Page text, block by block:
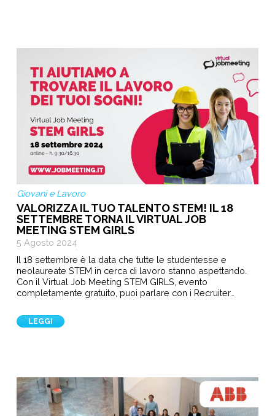
Giovani e Lavoro
VALORIZZA IL TUO TALENTO STEM! IL 18
SETTEMBRE TORNA IL VIRTUAL JOB
MEETING STEM GIRLS
5 Agosto 2024
Il 18 settembre è la data che tutte le studentesse e
neolaureate STEM in cerca di lavoro stanno aspettando.
Con il Virtual Job Meeting STEM GIRLS, evento
completamente gratuito, puoi parlare con i Recruiter…
LEGGI